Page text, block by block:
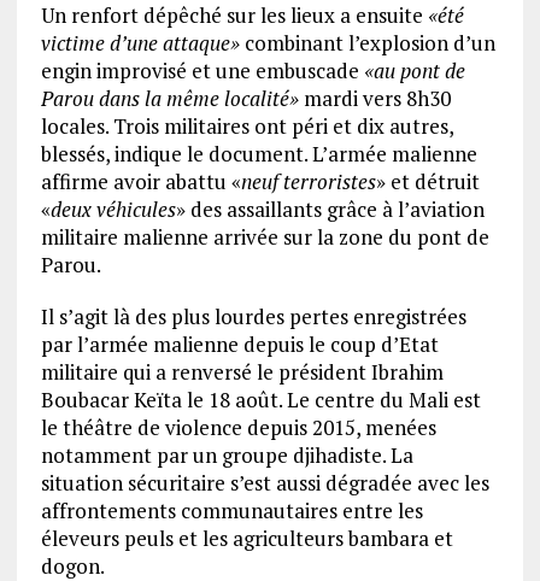
Un renfort dépêché sur les lieux a ensuite «été
victime d’une attaque»combinant l’explosion d’un
engin improvisé et une embuscade «au pont de
Parou dans la même localité»mardi vers 8h30
locales. Trois militaires ont péri et dix autres,
blessés, indique le document. L’armée malienne
affirme avoir abattu «neuf terroristes» et détruit
«deux véhicules» des assaillants grâce à l’aviation
militaire malienne arrivée sur la zone du pont de
Parou.
Il s’agit là des plus lourdes pertes enregistrées
par l’armée malienne depuis le coup d’Etat
militaire qui a renversé le président Ibrahim
Boubacar Keïta le 18 août. Le centre du Mali est
le théâtre de violence depuis 2015, menées
notamment par un groupe djihadiste. La
situation sécuritaire s’est aussi dégradée avec les
affrontements communautaires entre les
éleveurs peuls et les agriculteurs bambara et
dogon.